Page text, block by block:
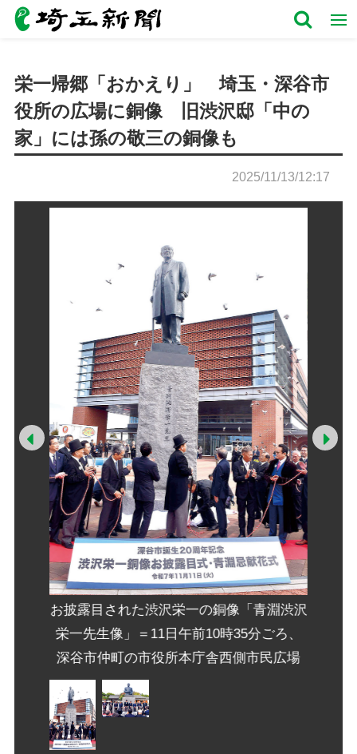
栄一帰郷「おかえり」 埼玉・深谷市
役所の広場に銅像 旧渋沢邸「中の
家」には孫の敬三の銅像も
2025/11/13/12:17
魚洞渋
ろ、
お披露目された渋沢栄一の銅像「青淵渋沢
栄一先生像」＝11日午前10時35分ごろ、
深谷市仲町の市役所本庁舎西側市民広場
お披露
沢敬
Prev